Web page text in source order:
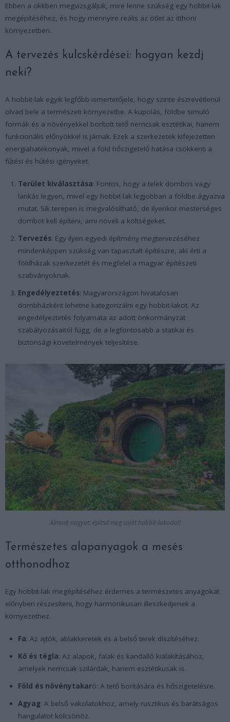
Ebben a cikkben megvizsgáljuk, mire lenne szükség egy hobbit-lak
megépítéséhez, és hogy mennyire reális az ötlet az itthoni
környezetben.
A tervezés kulcskérdései: hogyan kezdj
neki?
A hobbit-lak egyik legfőbb ismertetőjele, hogy szinte észrevétlenül
olvad bele a természeti környezetbe. A kupolás, földbe simuló
formák és a növényekkel borított tető nemcsak esztétikai, hanem
funkcionális előnyökkel is járnak. Ezek a szerkezetek kifejezetten
energiahatékonyak, mivel a föld hőszigetelő hatása csökkenti a
fűtési és hűtési igényeket.
Terület kiválasztása: Fontos, hogy a telek dombos vagy
lankás legyen, mivel egy hobbit-lak legjobban a földbe ágyazva
mutat. Sík terepen is megvalósítható, de ilyenkor mesterséges
dombot kell építeni, ami növeli a költségeket.
Tervezés: Egy ilyen egyedi építmény megtervezéséhez
mindenképpen szükség van tapasztalt építészre, aki érti a
földházak szerkezetét és megfelel a magyar építészeti
szabványoknak.
Engedélyeztetés: Magyarországon hivatalosan
dombházként lehetne kategorizálni egy hobbit-lakot. Az
engedélyeztetés folyamata az adott önkormányzat
szabályozásaitól függ, de a legfontosabb a statikai és
biztonsági követelmények teljesítése.
Álmodj nagyot: építsd meg saját hobbit-lakodat!
Természetes alapanyagok a mesés
otthonodhoz
Egy hobbit-lak megépítéséhez érdemes a természetes anyagokat
előnyben részesíteni, hogy harmonikusan illeszkedjenek a
környezethez.
Fa: Az ajtók, ablakkeretek és a belső terek díszítéséhez.
Kő és tégla: Az alapok, falak és kandalló kialakításához,
amelyek nemcsak szilárdak, hanem esztétikusak is.
Föld és növénytakaró: A tető borítására és hőszigetelésre.
Agyag: A belső vakolatokhoz, amely rusztikus és barátságos
hangulatot kölcsönöz.